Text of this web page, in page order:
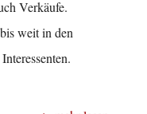
Verkäufe.
weit in den